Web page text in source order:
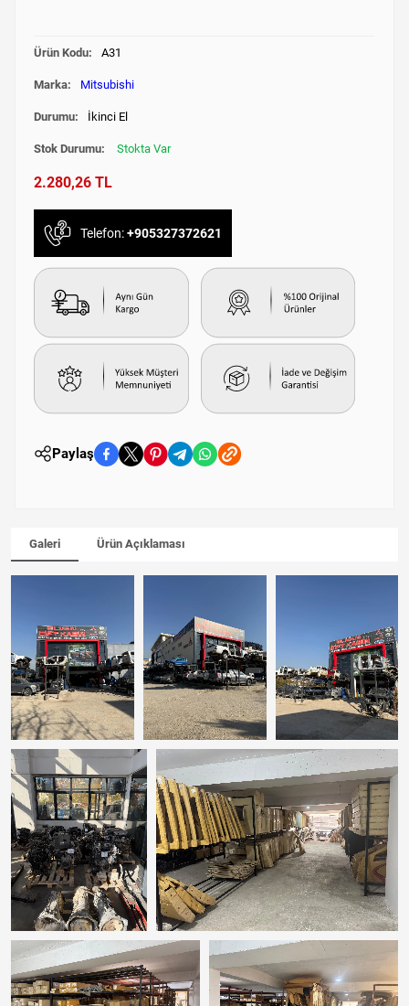
Ürün Kodu: A31
Marka: Mitsubishi
Durumu: İkinci El
Stok Durumu: Stokta Var
2.280,26 TL
Telefon:+905327372621
Paylaş
Galeri Ürün Açıklaması